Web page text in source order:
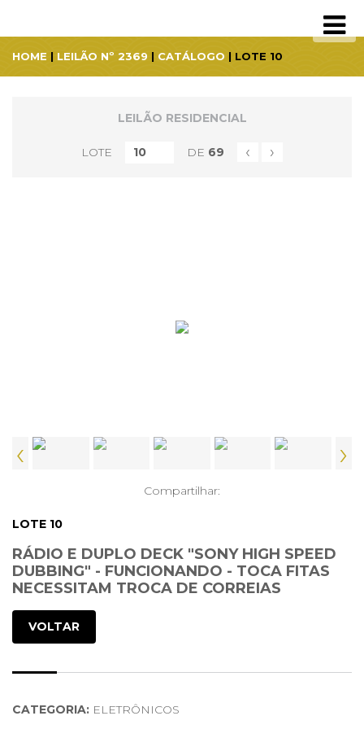
HOME | LEILÃO Nº 2369 | CATÁLOGO | LOTE 10
LEILÃO RESIDENCIAL
LOTE DE 69 ‹ ›
‹ ›
Compartilhar:
LOTE 10
RÁDIO E DUPLO DECK "SONY HIGH SPEED
DUBBING" - FUNCIONANDO - TOCA FITAS
NECESSITAM TROCA DE CORREIAS
VOLTAR
CATEGORIA: ELETRÔNICOS